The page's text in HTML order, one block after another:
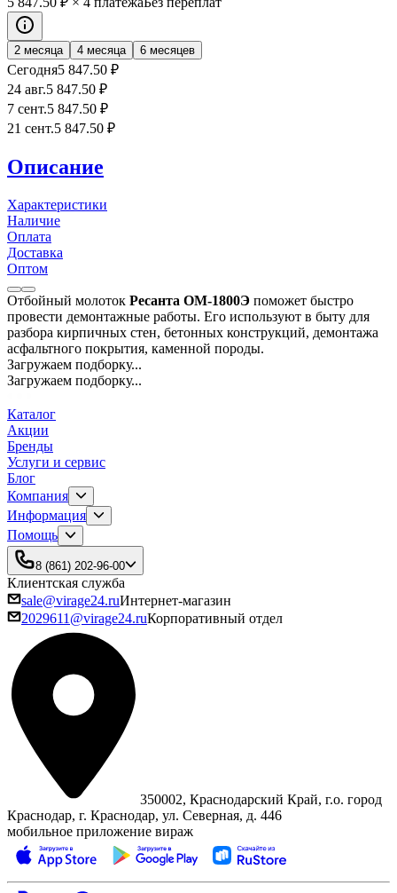
2 месяца 4 месяца 6 месяцев
Сегодня5 847.50 ₽
24 авг.5 847.50 ₽
7 сент.5 847.50 ₽
21 сент.5 847.50 ₽
Описание
Характеристики
Наличие
Оплата
Доставка
Оптом
Отбойный молоток Ресанта ОМ-1800Э поможет быстро
провести демонтажные работы. Его используют в быту для
разбора кирпичных стен, бетонных конструкций, демонтажа
асфальтного покрытия, каменной породы.
Загружаем подборку...
Загружаем подборку...
Каталог
Акции
Бренды
Услуги и сервис
Блог
Компания
Информация
Помощь
8 (861) 202-96-00
Клиентская служба
sale@virage24.ruИнтернет-магазин
2029611@virage24.ruКорпоративный отдел
350002, Краснодарский Край, г.о. город
Краснодар, г. Краснодар, ул. Северная, д. 446
мобильное приложение вираж